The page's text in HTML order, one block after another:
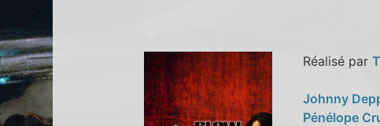
Réalisé par
Johnny
Pénélope